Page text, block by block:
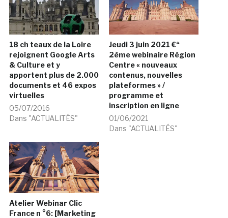
18 ch teaux de la Loire
rejoignent Google Arts
& Culture et y
apportent plus de 2.000
documents et 46 expos
virtuelles
05/07/2016
Dans "ACTUALITÉS"
Jeudi 3 juin 2021 €“
2ème webinaire Région
Centre « nouveaux
contenus, nouvelles
plateformes » /
programme et
inscription en ligne
01/06/2021
Dans "ACTUALITÉS"
Atelier Webinar Clic
France n °6: [Marketing